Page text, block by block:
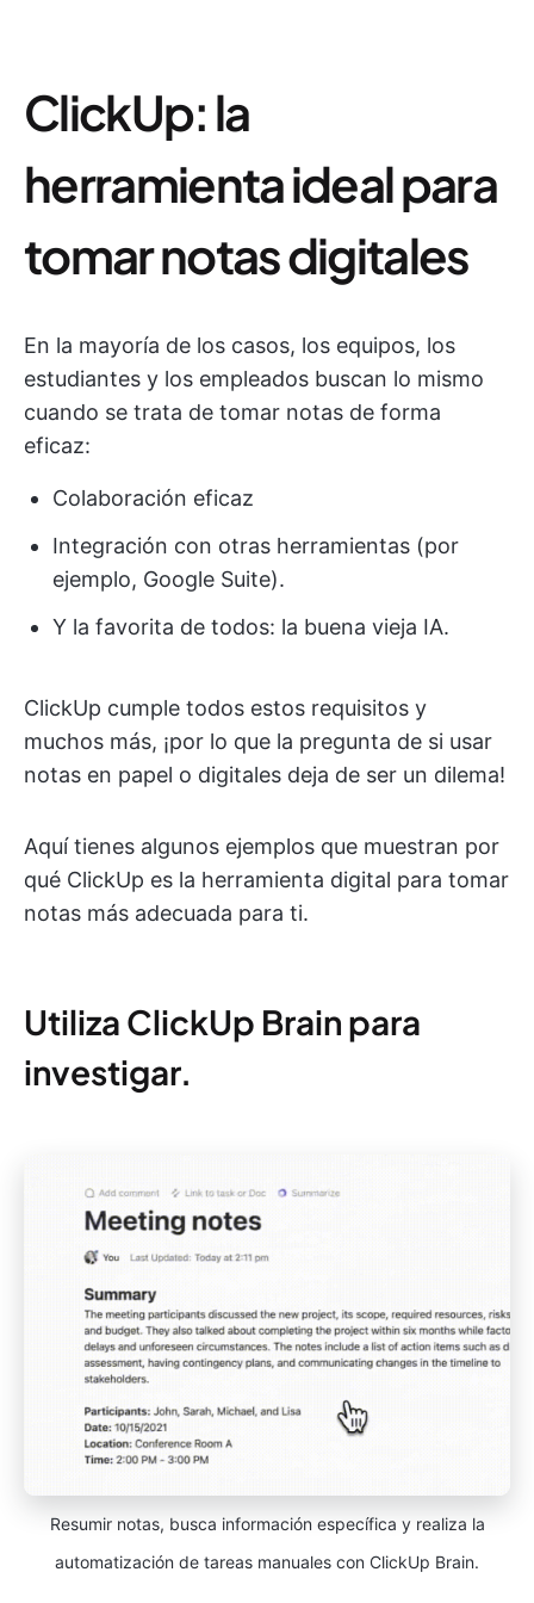
ClickUp: la
herramienta ideal para
tomar notas digitales
En la mayoría de los casos, los equipos, los
estudiantes y los empleados buscan lo mismo
cuando se trata de tomar notas de forma
eficaz:
Colaboración eficaz
Integración con otras herramientas (por
ejemplo, Google Suite).
Y la favorita de todos: la buena vieja IA.
ClickUp cumple todos estos requisitos y
muchos más, ¡por lo que la pregunta de si usar
notas en papel o digitales deja de ser un dilema!
Aquí tienes algunos ejemplos que muestran por
qué ClickUp es la herramienta digital para tomar
notas más adecuada para ti.
Utiliza ClickUp Brain para
investigar.
Resumir notas, busca información específica y realiza la
automatización de tareas manuales con ClickUp Brain.